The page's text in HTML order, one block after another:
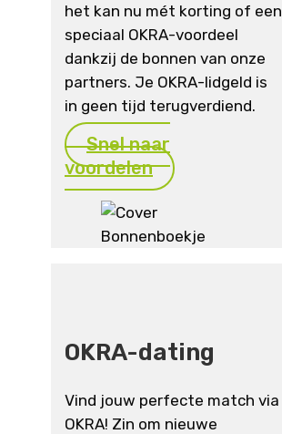
het kan nu mét korting of een
speciaal OKRA-voordeel
dankzij de bonnen van onze
partners. Je OKRA-lidgeld is
in geen tijd terugverdiend.
Snel naar
voordelen
OKRA-dating
Vind jouw perfecte match via
OKRA! Zin om nieuwe